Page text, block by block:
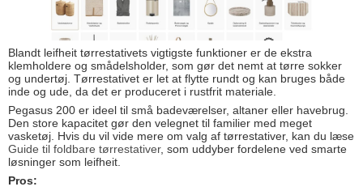
Blandt leifheit tørrestativets vigtigste funktioner er de ekstra
klemholdere og smådelsholder, som gør det nemt at tørre sokker
og undertøj. Tørrestativet er let at flytte rundt og kan bruges både
inde og ude, da det er produceret i rustfrit materiale.
Pegasus 200 er ideel til små badeværelser, altaner eller havebrug.
Den store kapacitet gør den velegnet til familier med meget
vasketøj. Hvis du vil vide mere om valg af tørrestativer, kan du læse
Guide til foldbare tørrestativer, som uddyber fordelene ved smarte
løsninger som leifheit.
Pros: